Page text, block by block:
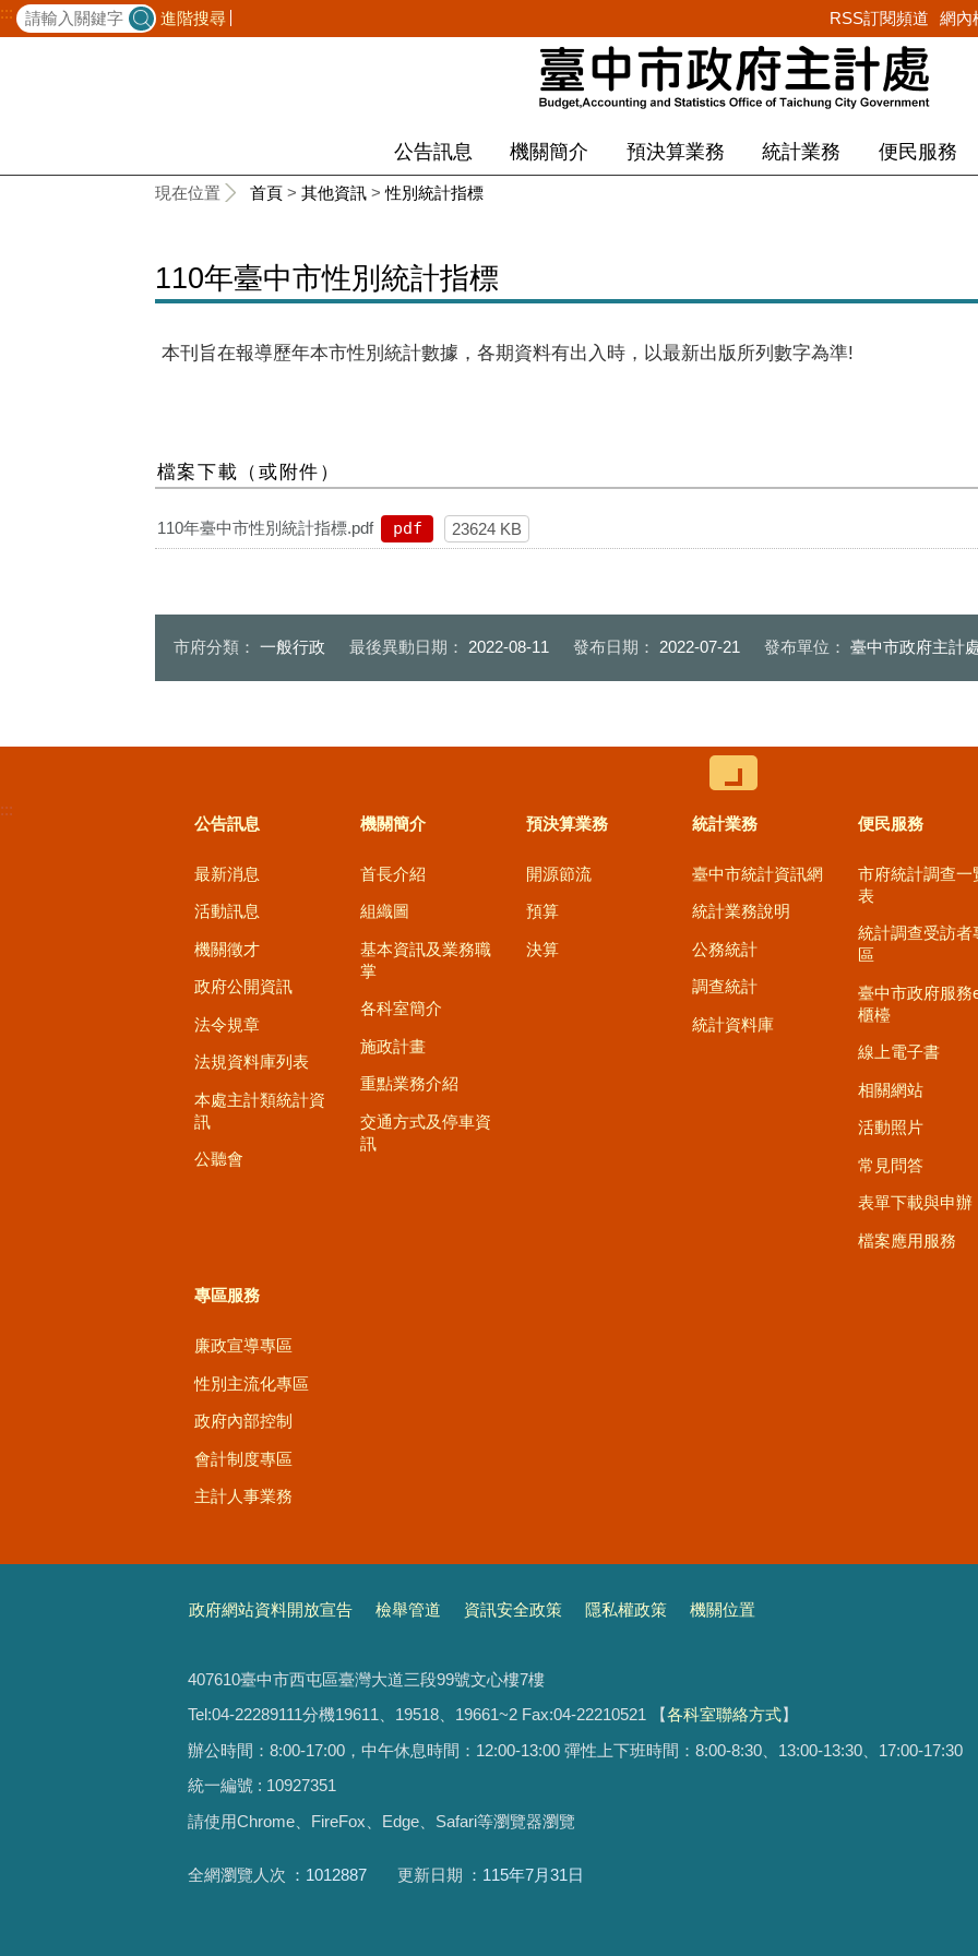
::: 進階搜尋 RSS訂閱頻道 網內
公告訊息 機關簡介 預決算業務 統計業務 便民服務
現在位置 首頁 > 其他資訊 >性別統計指標
110年臺中市性別統計指標
本刊旨在報導歷年本市性別統計數據，各期資料有出入時，以最新出版所列數字為準!
檔案下載（或附件）
110年臺中市性別統計指標.pdf pdf 23624 KB
市府分類： 一般行政 最後異動日期： 2022-08-11 發布日期： 2022-07-21 發布單位： 臺中市政府主計
:::
公告訊息
最新消息
活動訊息
機關徵才
政府公開資訊
法令規章
法規資料庫列表
本處主計類統計資
訊
公聽會
機關簡介
首長介紹
組織圖
基本資訊及業務職
掌
各科室簡介
施政計畫
重點業務介紹
交通方式及停車資
訊
預決算業務
開源節流
預算
決算
統計業務
臺中市統計資訊網
統計業務說明
公務統計
調查統計
統計資料庫
便民服務
市府統計調查一
表
統計調查受訪者
區
臺中市政府服務
櫃檯
線上電子書
相關網站
活動照片
常見問答
表單下載與申辦
檔案應用服務
專區服務
廉政宣導專區
性別主流化專區
政府內部控制
會計制度專區
主計人事業務
政府網站資料開放宣告 檢舉管道 資訊安全政策 隱私權政策 機關位置
407610臺中市西屯區臺灣大道三段99號文心樓7樓
Tel:04-22289111分機19611、19518、19661~2 Fax:04-22210521
【各科室聯絡方式】
辦公時間：8:00-17:00，中午休息時間：12:00-13:00 彈性上下班時間：8:00-8:30、13:00-13:30、17:00-17:30
統一編號 : 10927351
請使用Chrome、FireFox、Edge、Safari等瀏覽器瀏覽
全網瀏覽人次 1012887 更新日期 115年7月31日